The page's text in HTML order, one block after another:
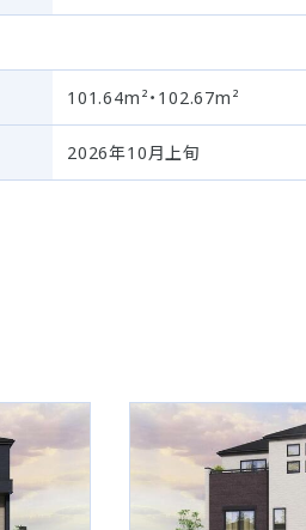
101.64m²・102.67m²
2026年10月上旬